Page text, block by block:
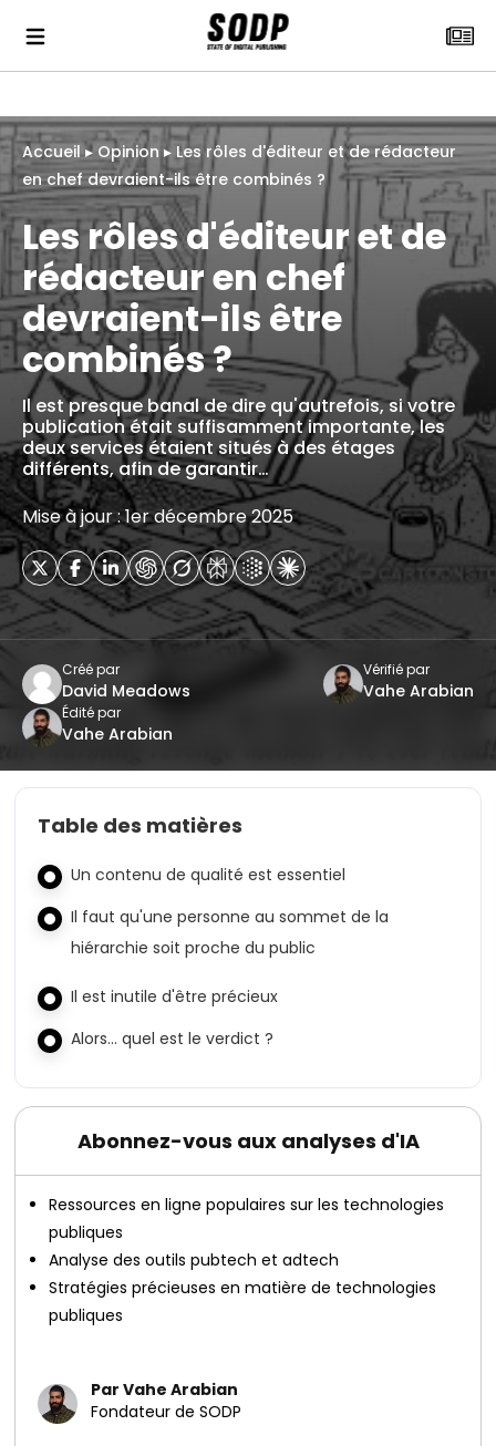
Accueil▸ Opinion ▸ Les rôles d'éditeur et de rédacteur
en chef devraient-ils être combinés ?
Les rôles d'éditeur et de
rédacteur en chef
devraient-ils être
combinés ?
Il est presque banal de dire qu'autrefois, si votre
publication était suffisamment importante, les
deux services étaient situés à des étages
différents, afin de garantir…
Mise à jour : 1er décembre 2025
Créé par
David Meadows
Vérifié par
Vahe Arabian
Édité par
Vahe Arabian
Table des matières
Un contenu de qualité est essentiel
Il faut qu'une personne au sommet de la
hiérarchie soit proche du public
Il est inutile d'être précieux
Alors… quel est le verdict ?
Abonnez-vous aux analyses d'IA
Ressources en ligne populaires sur les technologies
publiques
Analyse des outils pubtech et adtech
Stratégies précieuses en matière de technologies
publiques
Par Vahe Arabian
Fondateur de SODP